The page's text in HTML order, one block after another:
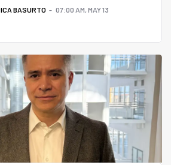
BASURTO 07:00 AM, MAY 13